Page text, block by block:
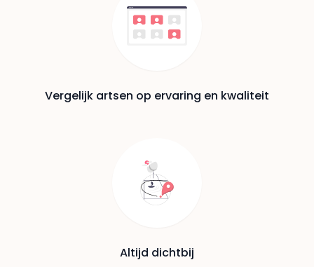
Vergelijk artsen op ervaring en kwaliteit
Altijd dichtbij